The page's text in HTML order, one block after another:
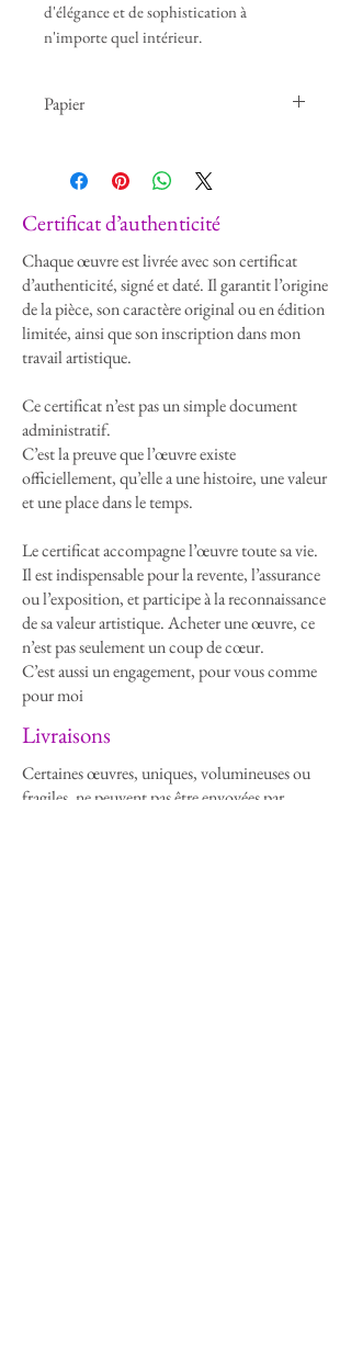
d'élégance et de sophistication à
n'importe quel intérieur.
vos espaces de vie et de travail.
votre décoration.
Papier
​Certificat d’authenticité
Chaque œuvre est livrée avec son certificat
d’authenticité, signé et daté. Il garantit l’origine
de la pièce, son caractère original ou en édition
limitée, ainsi que son inscription dans mon
travail artistique.
Ce certificat n’est pas un simple document
administratif.
C’est la preuve que l’œuvre existe
officiellement, qu’elle a une histoire, une valeur
et une place dans le temps.
Le certificat accompagne l’œuvre toute sa vie.
Il est indispensable pour la revente, l’assurance
ou l’exposition, et participe à la reconnaissance
de sa valeur artistique. Acheter une œuvre, ce
n’est pas seulement un coup de cœur.
C’est aussi un engagement, pour vous comme
pour moi
Livraisons
Certaines œuvres, uniques, volumineuses ou
fragiles, ne peuvent pas être envoyées par